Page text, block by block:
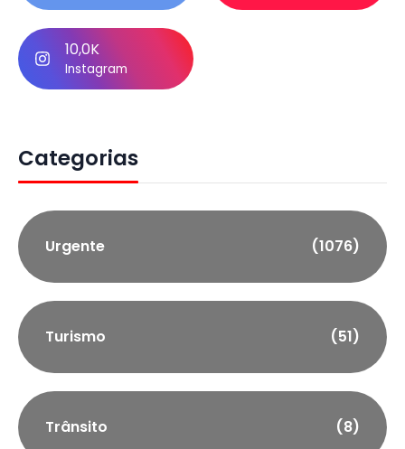
10,0K
Instagram
Categorias
Urgente (1076)
Turismo (51)
Trânsito (8)